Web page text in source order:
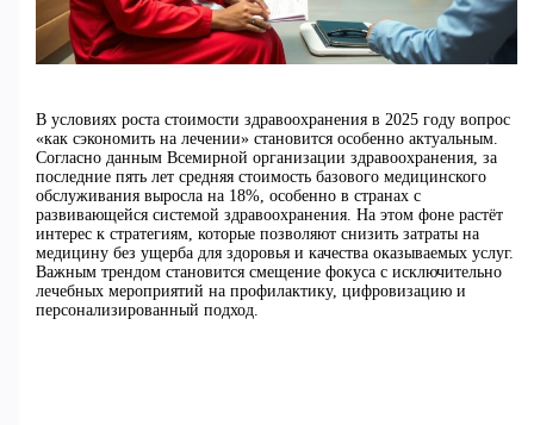
В условиях роста стоимости здравоохранения в 2025 году вопрос
«как сэкономить на лечении» становится особенно актуальным.
Согласно данным Всемирной организации здравоохранения, за
последние пять лет средняя стоимость базового медицинского
обслуживания выросла на 18%, особенно в странах с
развивающейся системой здравоохранения. На этом фоне растёт
интерес к стратегиям, которые позволяют снизить затраты на
медицину без ущерба для здоровья и качества оказываемых услуг.
Важным трендом становится смещение фокуса с исключительно
лечебных мероприятий на профилактику, цифровизацию и
персонализированный подход.